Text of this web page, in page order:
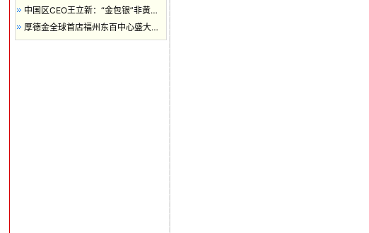
中国区CEO王立新：“金包银”非黄…
厚德金全球首店福州东百中心盛大…